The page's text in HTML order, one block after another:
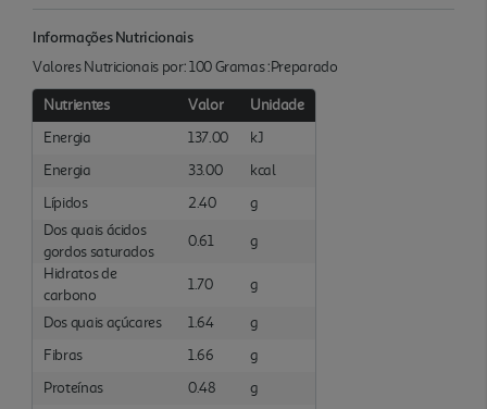
Informações Nutricionais
Valores Nutricionais por: 100 Gramas :Preparado
Nutrientes Valor
Unidade
Energia
137.00
kJ
Energia
33.00
kcal
Lípidos
2.40
g
Dos quais ácidos
gordos saturados
0.61
g
Hidratos de
carbono
1.70 g
Dos quais açúcares 1.64
g
Fibras
1.66
g
Proteínas
0.48
g